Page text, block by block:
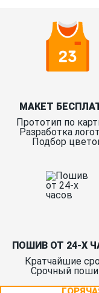
МАКЕТ
Прототип по
Разработка
Подбор
ПОШИВ ОТ 24-Х
Кратчайшие
Срочный